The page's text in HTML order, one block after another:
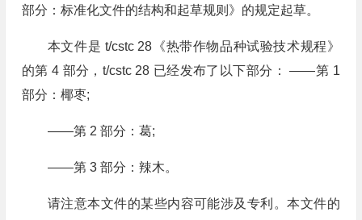
部分：标准化文件的结构和起草规则》的规定起草。
本文件是 t/cstc 28《热带作物品种试验技术规程》
的第 4 部分，t/cstc 28 已经发布了以下部分： ——第 1
部分：椰枣;
——第 2 部分：葛;
——第 3 部分：辣木。
请注意本文件的某些内容可能涉及专利。本文件的